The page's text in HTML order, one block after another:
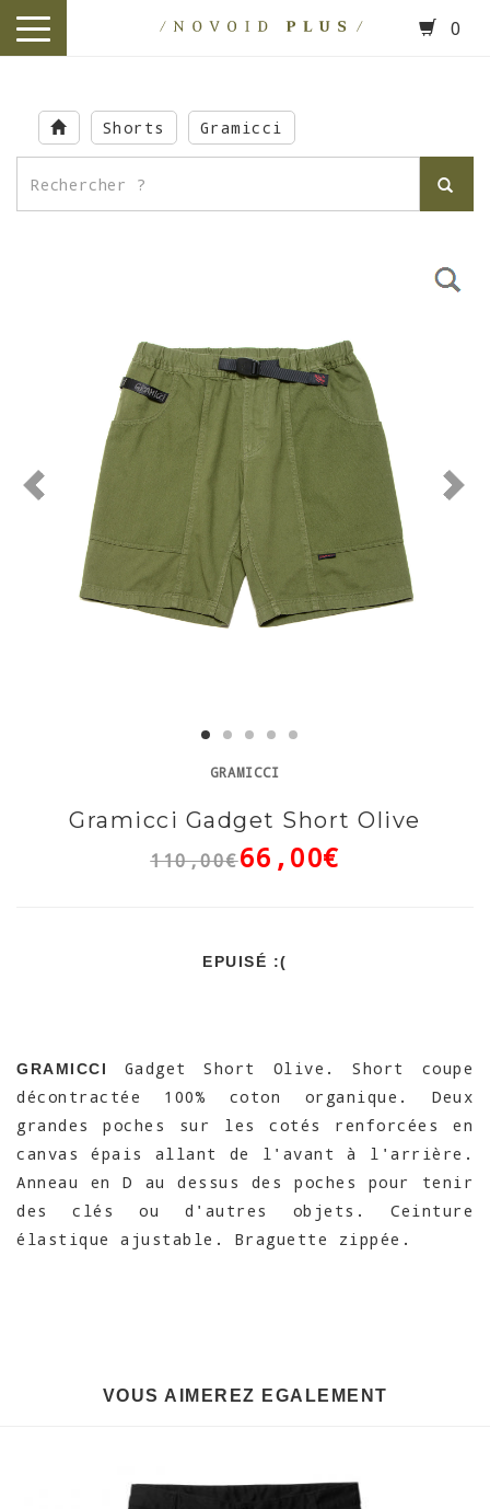
main
content
toggle
0
Shorts Gramicci
GRAMICCI
Gramicci Gadget Short Olive
110,00€66,00€
EPUISÉ :(
GRAMICCI
Gadget Short Olive. Short coupe
décontractée 100% coton organique. Deux
grandes poches sur les cotés renforcées en
canvas épais allant de l'avant à l'arrière.
Anneau en D au dessus des poches pour tenir
des clés ou d'autres objets. Ceinture
élastique ajustable. Braguette zippée.
VOUS AIMEREZ EGALEMENT